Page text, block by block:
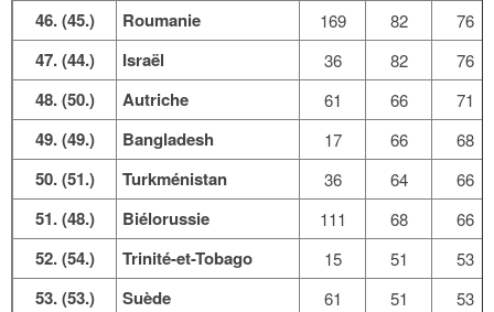
46. (45.) Roumanie 169 82 76
47. (44.) Israël 36 82 76
48. (50.) Autriche 61 66 71
49. (49.) Bangladesh 17 66 68
50. (51.) Turkménistan 36 64 66
51. (48.) Biélorussie 111 68 66
52. (54.) Trinité-et-Tobago 15 51 53
53. (53.) Suède 61 51 53